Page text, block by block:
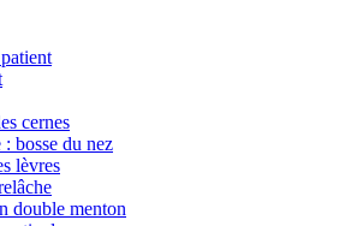
cernes
bosse du nez
lèvres
double menton